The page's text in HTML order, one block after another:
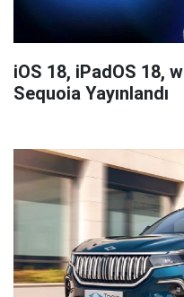
iOS 18, iPadOS 18,
Sequoia Yayınlandı